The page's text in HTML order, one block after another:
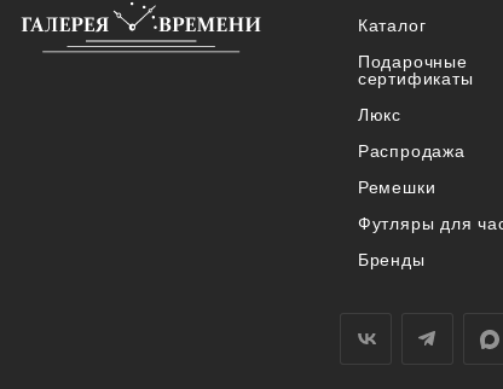
Каталог
Подарочные
сертификаты
Люкс
Распродажа
Ремешки
Футляры для
Бренды